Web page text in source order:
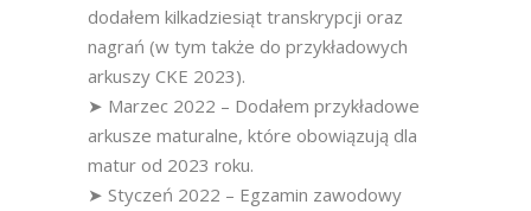
dodałem kilkadziesiąt transkrypcji oraz
nagrań (w tym także do przykładowych
arkuszy CKE 2023).
➤ Marzec 2022 – Dodałem przykładowe
arkusze maturalne, które obowiązują dla
matur od 2023 roku.
➤ Styczeń 2022 – Egzamin zawodowy